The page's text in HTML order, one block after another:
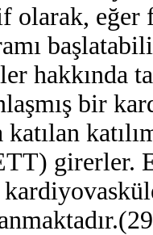
olarak, eğer
hakkında
bir
girerler.